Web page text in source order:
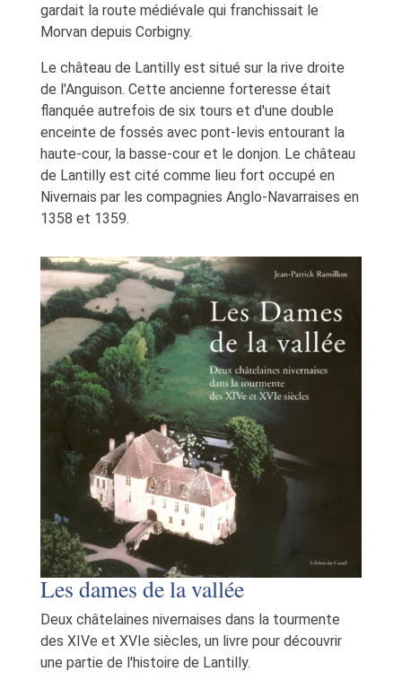
gardait la route médiévale qui franchissait le
Morvan depuis Corbigny.
Le château de Lantilly est situé sur la rive droite
de l'Anguison. Cette ancienne forteresse était
flanquée autrefois de six tours et d'une double
enceinte de fossés avec pont-levis entourant la
haute-cour, la basse-cour et le donjon. Le château
de Lantilly est cité comme lieu fort occupé en
Nivernais par les compagnies Anglo-Navarraises en
1358 et 1359.
Les dames de la vallée
Deux châtelaines nivernaises dans la tourmente
des XIVe et XVIe siècles, un livre pour découvrir
une partie de l'histoire de Lantilly.